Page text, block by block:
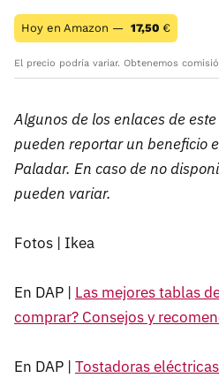
Hoy en Amazon — 17,50 €
El precio podría variar. Obtenemos
Algunos de los enlaces de
pueden reportar un beneficio
Paladar. En caso de no
pueden variar.
Fotos | Ikea
En DAP | Las mejores tablas
comprar? Consejos y
En DAP | Tostadoras